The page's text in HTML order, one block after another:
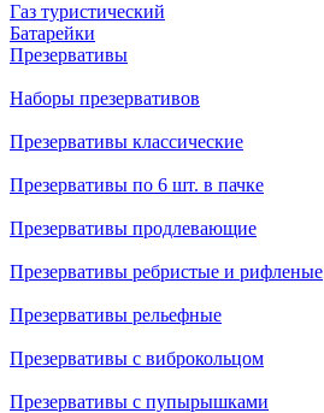
Газ туристический
Батарейки
Презервативы
Наборы презервативов
Презервативы классические
Презервативы по 6 шт. в пачке
Презервативы продлевающие
Презервативы ребристые и рифленые
Презервативы рельефные
Презервативы с виброкольцом
Презервативы с пупырышками